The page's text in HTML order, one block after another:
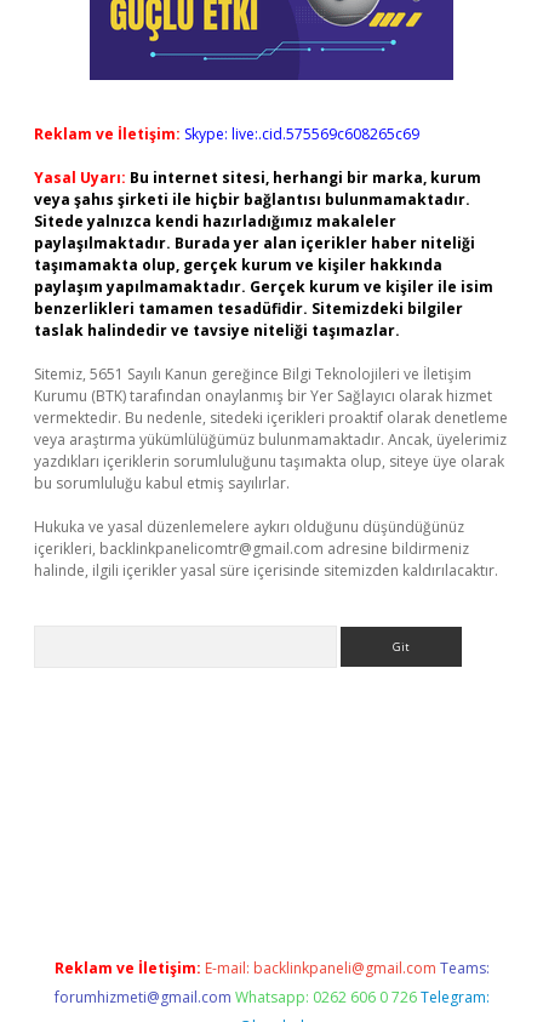
Reklam ve İletişim: Skype: live:.cid.575569c608265c69
Yasal Uyarı: Bu internet sitesi, herhangi bir marka, kurum
veya şahıs şirketi ile hiçbir bağlantısı bulunmamaktadır.
Sitede yalnızca kendi hazırladığımız makaleler
paylaşılmaktadır. Burada yer alan içerikler haber niteliği
taşımamakta olup, gerçek kurum ve kişiler hakkında
paylaşım yapılmamaktadır. Gerçek kurum ve kişiler ile isim
benzerlikleri tamamen tesadüfidir. Sitemizdeki bilgiler
taslak halindedir ve tavsiye niteliği taşımazlar.
Sitemiz, 5651 Sayılı Kanun gereğince Bilgi Teknolojileri ve İletişim
Kurumu (BTK) tarafından onaylanmış bir Yer Sağlayıcı olarak hizmet
vermektedir. Bu nedenle, sitedeki içerikleri proaktif olarak denetleme
veya araştırma yükümlülüğümüz bulunmamaktadır. Ancak, üyelerimiz
yazdıkları içeriklerin sorumluluğunu taşımakta olup, siteye üye olarak
bu sorumluluğu kabul etmiş sayılırlar.
Hukuka ve yasal düzenlemelere aykırı olduğunu düşündüğünüz
içerikleri, backlinkpanelicomtr@gmail.com adresine bildirmeniz
halinde, ilgili içerikler yasal süre içerisinde sitemizden kaldırılacaktır.
Reklam ve İletişim: E-mail: backlinkpaneli@gmail.com Teams:
forumhizmeti@gmail.com Whatsapp: 0262 606 0 726 Telegram: